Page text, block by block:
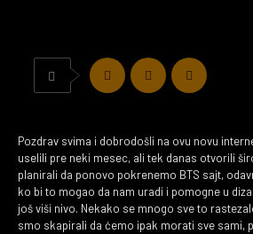
Pozdrav svima i dobrodošli na ovu novu
uselili pre neki mesec, ali tek danas otvorili
planirali da ponovo pokrenemo BTS sajt,
ko bi to mogao da nam uradi i pomogne u
još viši nivo. Nekako se mnogo sve to
smo skapirali da ćemo ipak morati sve sami,